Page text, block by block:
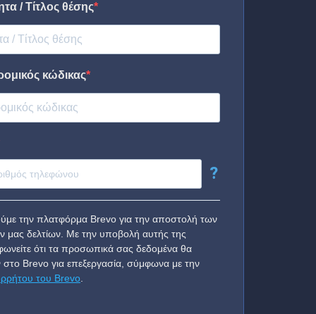
/ Τίτλος θέσης
κώδικας
?
την πλατφόρμα Brevo για την αποστολή των
μας δελτίων. Με την υποβολή αυτής της
ότι τα προσωπικά σας δεδομένα θα
στο Brevo για επεξεργασία, σύμφωνα με την
του Brevo